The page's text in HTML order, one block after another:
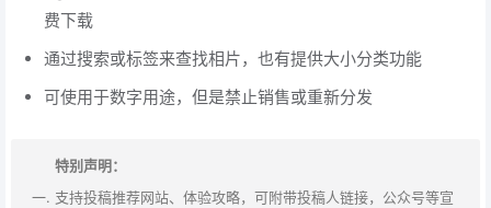
费下载
通过搜索或标签来查找相片，也有提供大小分类功能
可使用于数字用途，但是禁止销售或重新分发 ​​​
特别声明：
支持投稿推荐网站、体验攻略，可附带投稿人链接，公众号等宣